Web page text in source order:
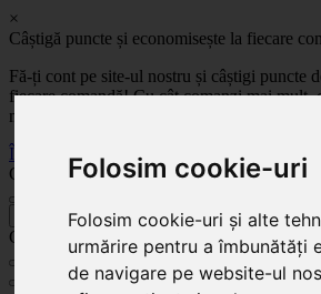
Folosim cookie-uri
Folosim cookie-uri și alte
urmărire pentru a îmbunătăți
de navigare pe website-ul
×
Câștigă puncte și economisește la fiecare
Fă-ți cont pe site-ul nostru și câștigi puncte
fiecare comandă! Cu cât comanzi mai mult,
mult!
Înregistrează-te acum
Celoplast
Celoplast